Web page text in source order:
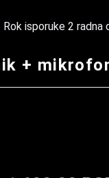
Rok isporuke 2 radna
+